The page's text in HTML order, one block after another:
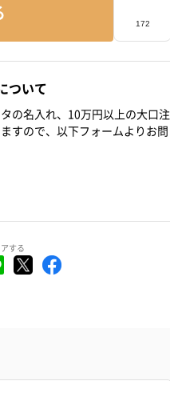
ついて
の名入れ、10万円以上の大口注
すので、以下フォームよりお問
する